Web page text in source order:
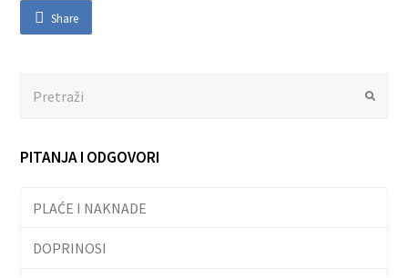
Share
Submit
PITANJA I ODGOVORI
PLAĆE I NAKNADE
DOPRINOSI